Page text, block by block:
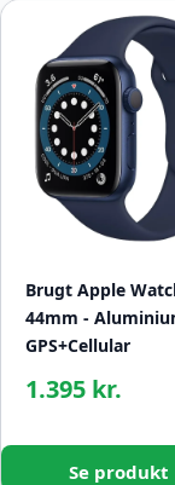
Brugt Apple
44mm -
GPS+Cellular
1.395 kr.
Se